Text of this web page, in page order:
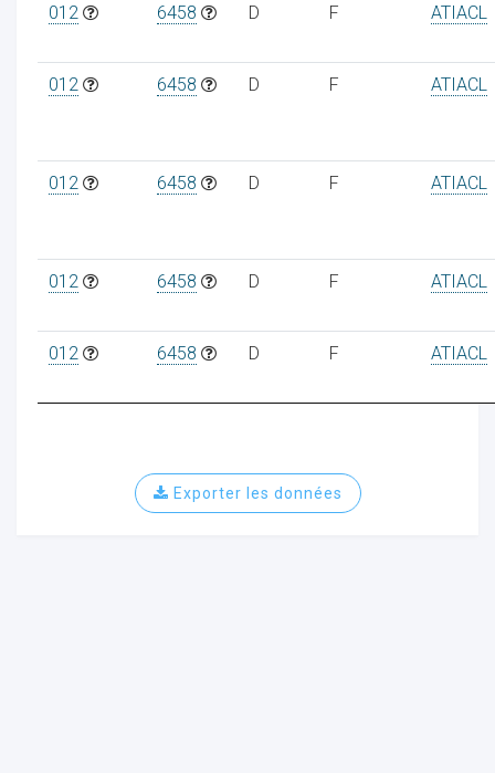
012 6458 D F ATIACL
012 6458 D F ATIACL
012 6458 D F ATIACL
012 6458 D F ATIACL
012 6458 D F ATIACL
Exporter les données